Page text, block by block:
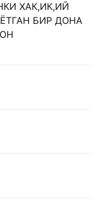
ХАК,ИК,ИЙ
БИР ДОНА